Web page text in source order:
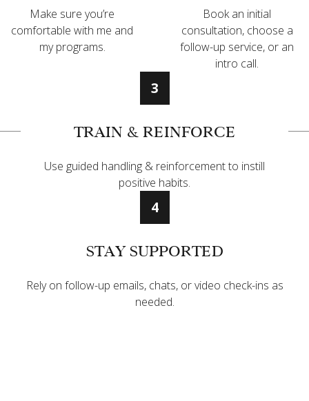
Make sure you’re
comfortable with me and
my programs.
Book an initial
consultation, choose a
follow-up service, or an
intro call.
3
TRAIN & REINFORCE
Use guided handling & reinforcement to instill
positive habits.
4
STAY SUPPORTED
Rely on follow-up emails, chats, or video check-ins as
needed.